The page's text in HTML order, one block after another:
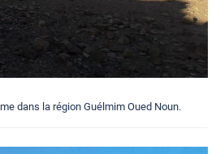
dans la région Guélmim Oued Noun.